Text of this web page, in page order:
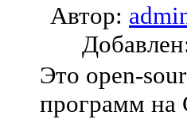
Автор:
Это open-
программ на